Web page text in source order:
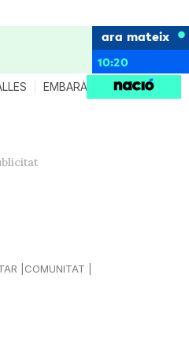
ara mateix
10:20
EMBARÀS CRIANÇA
COMUNITAT